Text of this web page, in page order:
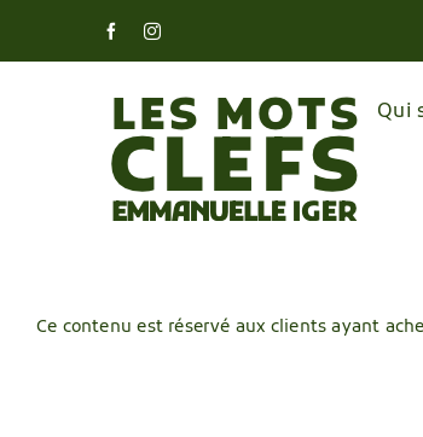
FacebookInstagram
Qui
Ce contenu est réservé aux clients ayant